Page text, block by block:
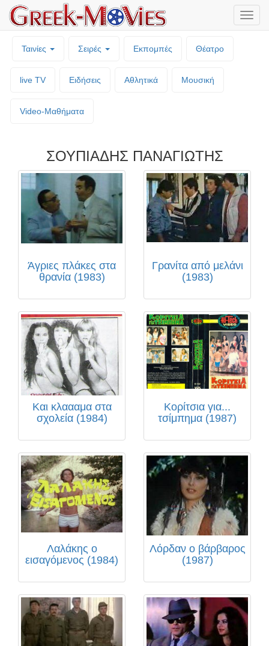
Ταινίες Σειρές Εκπομπές Θέατρο
live TV Ειδήσεις Αθλητικά Μουσική
Video-Mαθήματα
ΣΟΥΠΙΑΔΗΣ ΠΑΝΑΓΙΩΤΗΣ
Άγριες πλάκες στα
θρανία (1983)
Γρανίτα από μελάνι
(1983)
Και κλαααμα στα
σχολεία (1984)
Κορίτσια για...
τσίμπημα (1987)
Λαλάκης ο
εισαγόμενος (1984)
Λόρδαν ο βάρβαρος
(1987)